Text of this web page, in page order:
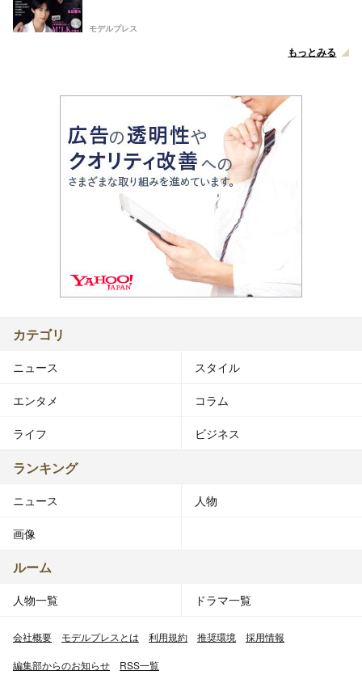
モデルプレス
もっとみる
カテゴリ
ニュース スタイル
エンタメ コラム
ライフ ビジネス
ランキング
ニュース 人物
画像
ルーム
人物一覧 ドラマ一覧
会社概要 モデルプレスとは 利用規約 推奨環境 採用情報
編集部からのお知らせ RSS一覧